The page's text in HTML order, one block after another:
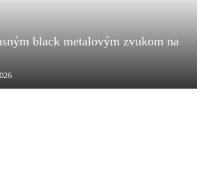
black metalovým zvukom na